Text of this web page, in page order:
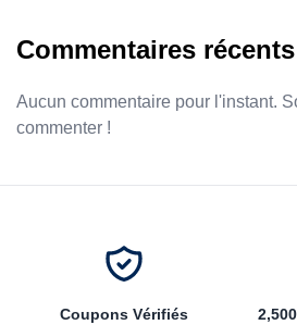
Commentaires récents
Aucun commentaire pour l'instant.
commenter !
Coupons Vérifiés